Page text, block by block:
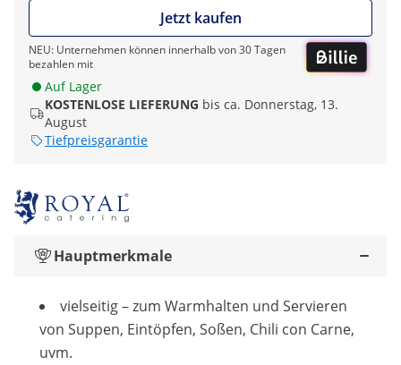
Jetzt kaufen
NEU: Unternehmen können innerhalb von 30 Tagen
bezahlen mit
Auf Lager
KOSTENLOSE LIEFERUNG bis ca. Donnerstag, 13.
August
Tiefpreisgarantie
Hauptmerkmale
vielseitig – zum Warmhalten und Servieren
von Suppen, Eintöpfen, Soßen, Chili con Carne,
uvm.